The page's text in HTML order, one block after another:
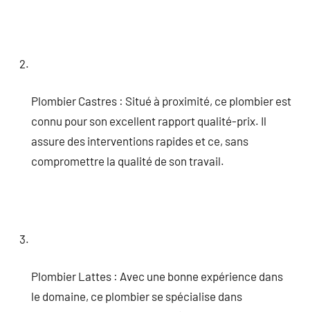
Plombier Castres : Situé à proximité, ce plombier est
connu pour son excellent rapport qualité-prix. Il
assure des interventions rapides et ce, sans
compromettre la qualité de son travail.
Plombier Lattes : Avec une bonne expérience dans
le domaine, ce plombier se spécialise dans